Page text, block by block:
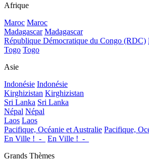
Afrique
Maroc Maroc
Madagascar Madagascar
République Démocratique du Congo (RDC)
Togo Togo
Asie
Indonésie Indonésie
Kirghizistan Kirghizistan
Sri Lanka Sri Lanka
Népal Népal
Laos Laos
Pacifique, Océanie et Australie Pacifique,
En Ville !_-_
En Ville !_-_
Grands Thèmes